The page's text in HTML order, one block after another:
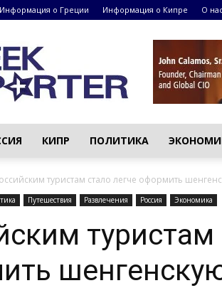
Информация о Греции Информация о Кипре О
Греческие
новости
–
greekreporter.com
КИПР ПОЛИТИКА
туристам стало легче оформить
Путешествия Развлечения Россия Экономика
туристам